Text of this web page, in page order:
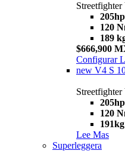
Streetfighter
205hp
120
189
$666,900
Configurar
new V4 S
205hp
120
191kg
Lee Mas
Superleggera